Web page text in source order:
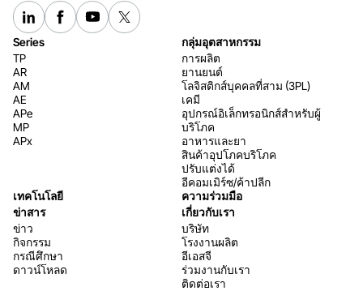
Series
TP
AR
AM
AE
APe
MP
APx
กลุ่มอุตสาหกรรม
การผลิต
ยานยนต์
โลจิสติกส์บุคคลที่สาม (3PL)
เคมี
อุปกรณ์อิเล็กทรอนิกส์สำหรับผู้
บริโภค
อาหารและยา
สินค้าอุปโภคบริโภค
ปรับแต่งได้
อีคอมเมิร์ซ/ค้าปลีก
เทคโนโลยี
ความร่วมมือ
ข่าสาร
ข่าว
กิจกรรม
กรณีศึกษา
ดาวน์โหลด
เกี่ยวกับเรา
บริษัท
โรงงานผลิต
อีเอสจี
ร่วมงานกับเรา
ติดต่อเรา